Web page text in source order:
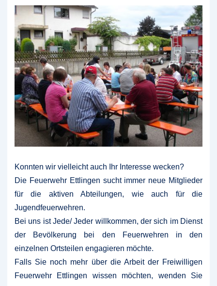
Konnten wir vielleicht auch Ihr Interesse wecken?
Die Feuerwehr Ettlingen sucht immer neue Mitglieder
für die aktiven Abteilungen, wie auch für die
Jugendfeuerwehren.
Bei uns ist Jede/ Jeder willkommen, der sich im Dienst
der Bevölkerung bei den Feuerwehren in den
einzelnen Ortsteilen engagieren möchte.
Falls Sie noch mehr über die Arbeit der Freiwilligen
Feuerwehr Ettlingen wissen möchten, wenden Sie